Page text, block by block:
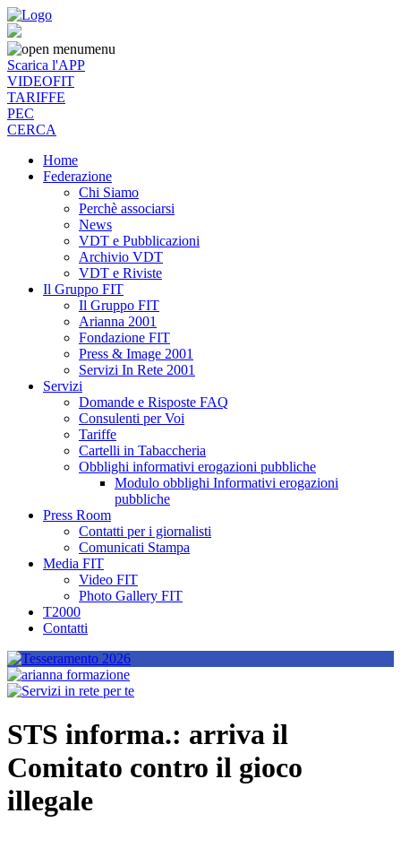
menu
Scarica l'APP
VIDEOFIT
TARIFFE
PEC
CERCA
Home
Federazione
Chi Siamo
Perchè associarsi
News
VDT e Pubblicazioni
Archivio VDT
VDT e Riviste
Il Gruppo FIT
Il Gruppo FIT
Arianna 2001
Fondazione FIT
Press & Image 2001
Servizi In Rete 2001
Servizi
Domande e Risposte FAQ
Consulenti per Voi
Tariffe
Cartelli in Tabaccheria
Obblighi informativi erogazioni pubbliche
Modulo obblighi Informativi erogazioni
pubbliche
Press Room
Contatti per i giornalisti
Comunicati Stampa
Media FIT
Video FIT
Photo Gallery FIT
T2000
Contatti
STS informa.: arriva il
Comitato contro il gioco
illegale